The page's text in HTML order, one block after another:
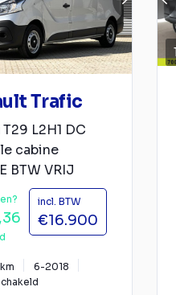
Trafic
L2H1 DC
cabine
BTW VRIJ
incl. BTW
€16.900
6-2018